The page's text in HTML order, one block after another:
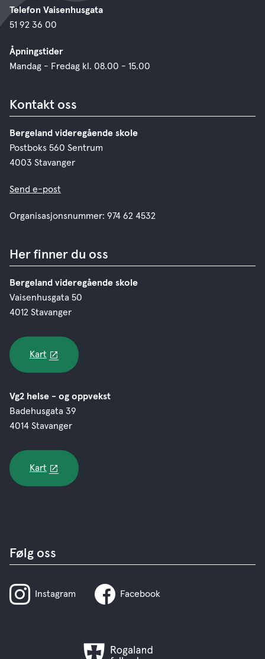
Telefon Vaisenhusgata
51 92 36 00
Åpningstider
Mandag - Fredag kl. 08.00 - 15.00
Kontakt oss
Bergeland videregående skole
Postboks 560 Sentrum
4003 Stavanger
Send e-post
Organisasjonsnummer: 974 62 4532
Her finner du oss
Bergeland videregående skole
Vaisenhusgata 50
4012 Stavanger
Kart
Vg2 helse - og oppvekst
Badehusgata 39
4014 Stavanger
Kart
Følg oss
Instagram Facebook
Rogaland